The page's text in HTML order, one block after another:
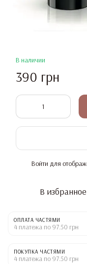
В наличии
390 грн
Войти для
В избранное
ОПЛАТА ЧАСТЯМИ
4 платежа по 97.50 грн
ПОКУПКА ЧАСТЯМИ
4 платежа по 97.50 грн